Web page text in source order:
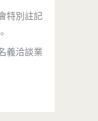
特別註記
義洽談業